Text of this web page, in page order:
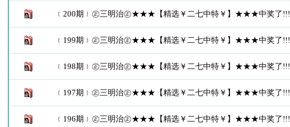
﹛200期﹜㊣三明治㊣★★★【精选￥二七中特￥】★★★中奖了!!!
﹛199期﹜㊣三明治㊣★★★【精选￥二七中特￥】★★★中奖了!!!
﹛198期﹜㊣三明治㊣★★★【精选￥二七中特￥】★★★中奖了!!!
﹛197期﹜㊣三明治㊣★★★【精选￥二七中特￥】★★★中奖了!!!
﹛196期﹜㊣三明治㊣★★★【精选￥二七中特￥】★★★中奖了!!!